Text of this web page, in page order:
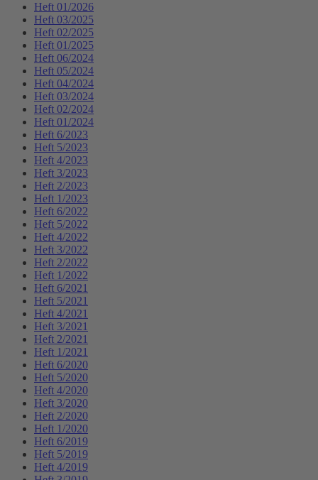
Heft 01/2026
Heft 03/2025
Heft 02/2025
Heft 01/2025
Heft 06/2024
Heft 05/2024
Heft 04/2024
Heft 03/2024
Heft 02/2024
Heft 01/2024
Heft 6/2023
Heft 5/2023
Heft 4/2023
Heft 3/2023
Heft 2/2023
Heft 1/2023
Heft 6/2022
Heft 5/2022
Heft 4/2022
Heft 3/2022
Heft 2/2022
Heft 1/2022
Heft 6/2021
Heft 5/2021
Heft 4/2021
Heft 3/2021
Heft 2/2021
Heft 1/2021
Heft 6/2020
Heft 5/2020
Heft 4/2020
Heft 3/2020
Heft 2/2020
Heft 1/2020
Heft 6/2019
Heft 5/2019
Heft 4/2019